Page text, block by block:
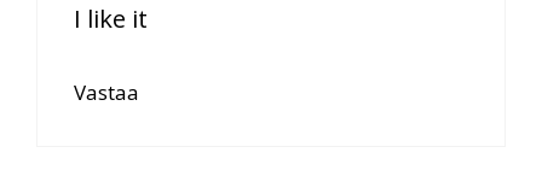
I like it
Vastaa